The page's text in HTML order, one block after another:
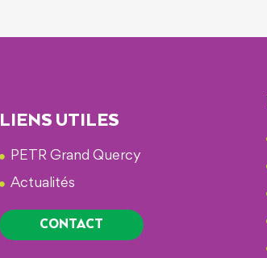
LIENS UTILES
PETR Grand Quercy
Actualités
CONTACT